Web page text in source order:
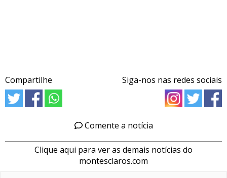
Compartilhe Siga-nos nas redes sociais
Comente a notícia
Clique aqui para ver as demais notícias do
montesclaros.com